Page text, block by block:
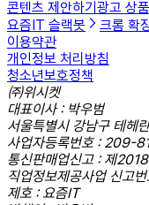
콘텐츠 제안하기광고 상
요즘IT 슬랙봇
크롬 확
이용약관
개인정보 처리방침
청소년보호정책
㈜위시켓
대표이사 : 박우범
서울특별시 강남구 테헤
사업자등록번호 : 209-
통신판매업신고 : 제
직업정보제공사업 신
제호 : 요즘IT